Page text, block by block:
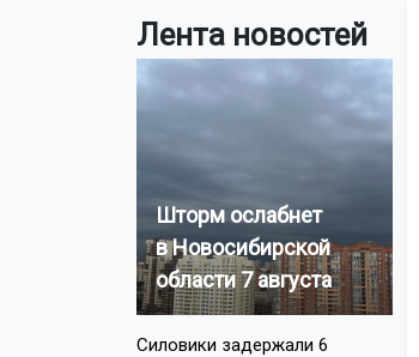
Лента новостей
Шторм ослабнет
в Новосибирской
области 7 августа
Силовики задержали 6